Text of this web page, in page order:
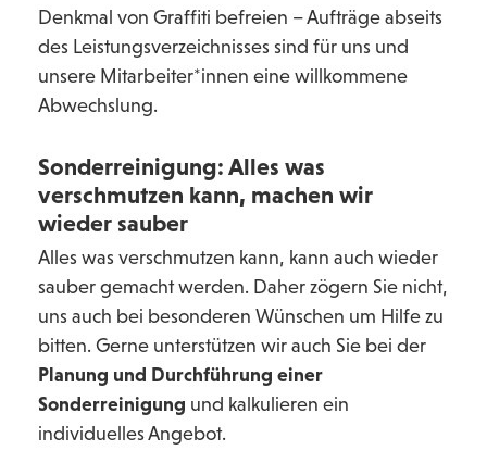
Denkmal von Graffiti befreien – Aufträge abseits
des Leistungsverzeichnisses sind für uns und
unsere Mitarbeiter*innen eine willkommene
Abwechslung.
Sonderreinigung: Alles was
verschmutzen kann, machen wir
wieder sauber
Alles was verschmutzen kann, kann auch wieder
sauber gemacht werden. Daher zögern Sie nicht,
uns auch bei besonderen Wünschen um Hilfe zu
bitten. Gerne unterstützen wir auch Sie bei der
Planung und Durchführung einer
Sonderreinigung und kalkulieren ein
individuelles Angebot.